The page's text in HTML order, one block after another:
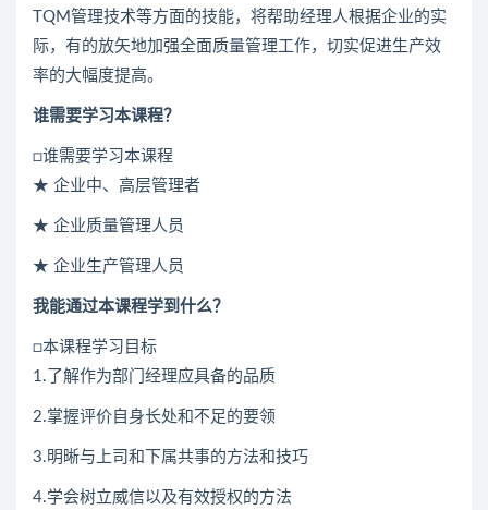
TQM管理技术等方面的技能，将帮助经理人根据企业的实
际，有的放矢地加强全面质量管理工作，切实促进生产效
率的大幅度提高。
谁需要学习本课程？
□谁需要学习本课程
★ 企业中、高层管理者
★ 企业质量管理人员
★ 企业生产管理人员
我能通过本课程学到什么？
□本课程学习目标
1.了解作为部门经理应具备的品质
2.掌握评价自身长处和不足的要领
3.明晰与上司和下属共事的方法和技巧
4.学会树立威信以及有效授权的方法